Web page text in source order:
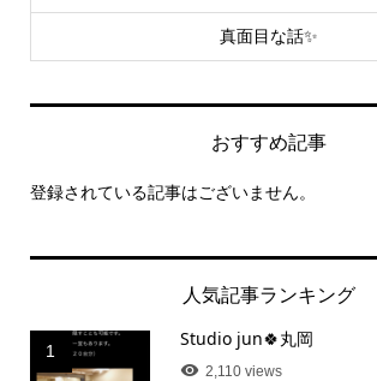
真面目な話✨
おすすめ記事
登録されている記事はございません。
人気記事ランキング
1
Studio jun🍀丸岡
2,110 views